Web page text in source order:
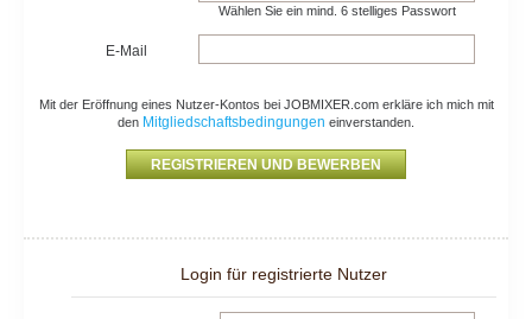
Wählen Sie ein mind. 6 stelliges Passwort
E-Mail
Mit der Eröffnung eines Nutzer-Kontos bei JOBMIXER.com erkläre ich mich mit
den Mitgliedschaftsbedingungen einverstanden.
Login für registrierte Nutzer